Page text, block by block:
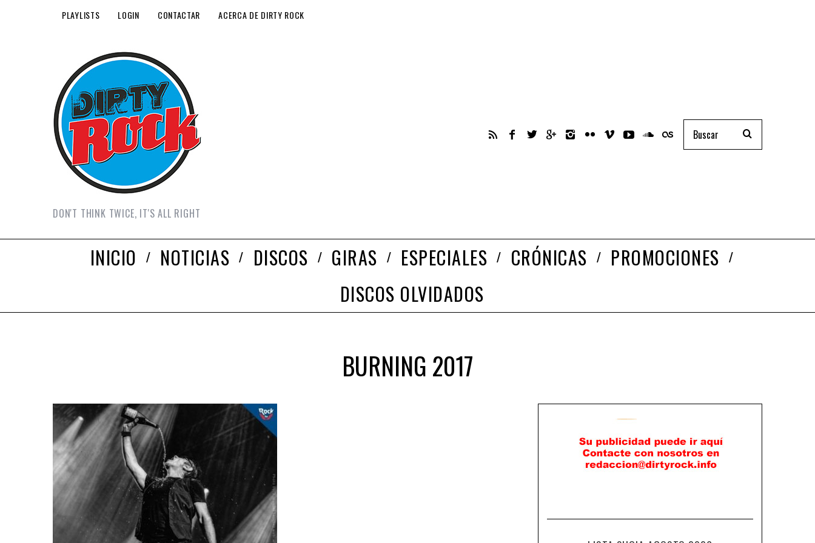
PLAYLISTS LOGIN CONTACTAR ACERCA DE DIRTY ROCK
DON'T THINK TWICE, IT'S ALL RIGHT
INICIO NOTICIAS DISCOS GIRAS ESPECIALES CRÓNICAS
PROMOCIONES
DISCOS OLVIDADOS
BURNING 2017